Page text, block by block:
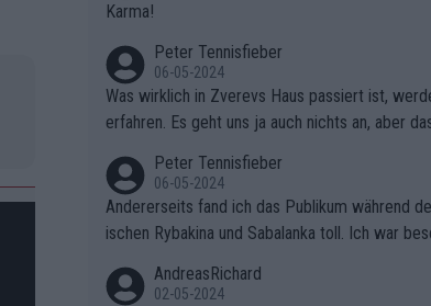
Karma!
Peter Tennisfieber
06-05-2024
Was wirklich in Zverevs Haus passiert ist,
erfahren. Es geht uns ja auch nichts an, aber
Peter Tennisfieber
06-05-2024
Andererseits fand ich das Publikum während
ischen Rybakina und Sabalanka toll. Ich war
AndreasRichard
02-05-2024